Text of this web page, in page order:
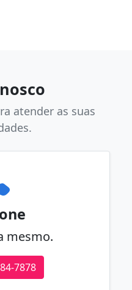
atender as suas
mesmo.
7878